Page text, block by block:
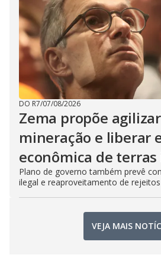
DO R7/07/08/2026
Zema propõe
mineração e liberar
econômica de
Plano de governo também prevê
ilegal e reaproveitamento de
VEJA MAIS